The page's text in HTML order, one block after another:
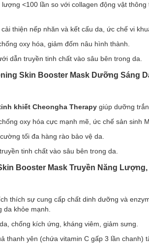
đẩy quá trình tăng trưởng của tế bào, tái tạo
bóng, mịn màng.
dịu da, cấp ẩm và chống viêm ưu việt.
làm tăng tính đàn hồi và độ săn chắc da.
sản xuất ceramides tự nhiên, ngăn chặn da
tầng, dưỡng ẩm cho da toàn diện.
lượng nước ổn định, duy trì hàng rào bảo vệ
da nhanh chóng.
chảy xệ.
da.
Skin Booster Mask Nâng Cơ, Trẻ
Mask
<100 lần so với collagen động vật
thiện nếp nhăn và kết cấu da, ức chế vi
oxy hóa, giảm đốm nâu hình thành.
dẫn truyền tinh chất vào sâu bên trong da.
Skin Booster Mask Dưỡng Sáng
khiết Cheongha Therapy giúp dưỡng
oxy hóa cực mạnh mẽ, ức chế sản sinh
tối đa hàng rào bảo vệ da.
tinh chất vào sâu bên trong da.
Booster Mask Truyền Năng Lượng,
thích sự cung cấp chất dinh dưỡng và
khỏe mạnh.
chống kích ứng, kháng viêm, giảm sưng.
thanh yên (chứa vitamin C gấp 3 lần chanh)